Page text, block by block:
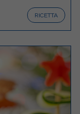
RICETTA